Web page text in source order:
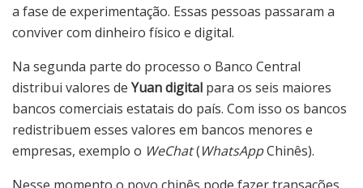
a fase de experimentação. Essas pessoas passaram a
conviver com dinheiro físico e digital.
Na segunda parte do processo o Banco Central
distribui valores de Yuan digital para os seis maiores
bancos comerciais estatais do país. Com isso os bancos
redistribuem esses valores em bancos menores e
empresas, exemplo o WeChat(WhatsAppChinês).